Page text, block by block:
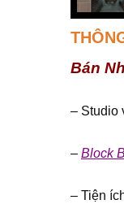
Bán
– Studio
– Block
– Tiện